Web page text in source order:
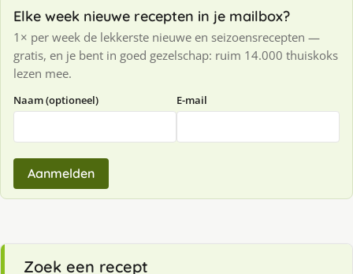
Elke week nieuwe recepten in je mailbox?
1× per week de lekkerste nieuwe en seizoensrecepten —
gratis, en je bent in goed gezelschap: ruim 14.000 thuiskoks
lezen mee.
Naam (optioneel) E-mail
Aanmelden
Zoek een recept